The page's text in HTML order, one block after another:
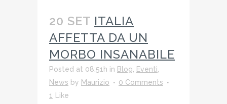
20 SET ITALIA
AFFETTA DA UN
MORBO INSANABILE
Posted at 08:51h in Blog Eventi
News by Maurizio
0 Comments
1
Like